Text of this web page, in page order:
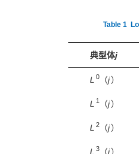
Table 1
典型体j
L 0 （j）
L 1 （j）
L 2 （j）
L 3 （j）